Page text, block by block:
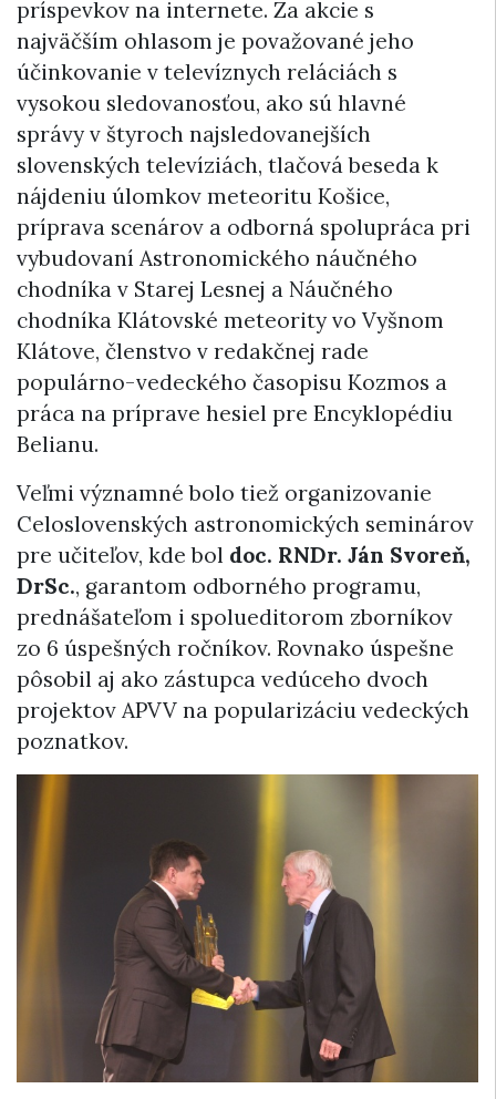
príspevkov na internete. Za akcie s
najväčším ohlasom je považované jeho
účinkovanie v televíznych reláciách s
vysokou sledovanosťou, ako sú hlavné
správy v štyroch najsledovanejších
slovenských televíziách, tlačová beseda k
nájdeniu úlomkov meteoritu Košice,
príprava scenárov a odborná spolupráca pri
vybudovaní Astronomického náučného
chodníka v Starej Lesnej a Náučného
chodníka Klátovské meteority vo Vyšnom
Klátove, členstvo v redakčnej rade
populárno-vedeckého časopisu Kozmos a
práca na príprave hesiel pre Encyklopédiu
Belianu.
Veľmi významné bolo tiež organizovanie
Celoslovenských astronomických seminárov
pre učiteľov, kde bol doc. RNDr. Ján Svoreň,
DrSc., garantom odborného programu,
prednášateľom i spolueditorom zborníkov
zo 6 úspešných ročníkov. Rovnako úspešne
pôsobil aj ako zástupca vedúceho dvoch
projektov APVV na popularizáciu vedeckých
poznatkov.